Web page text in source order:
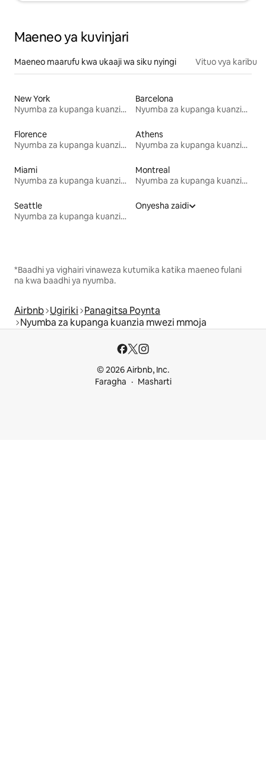
Maeneo ya kuvinjari
Maeneo maarufu kwa ukaaji wa siku nyingi Vituo vya karibu
New York
Nyumba za kupanga kuanzia mwezi mmoja
Barcelona
Nyumba za kupanga kuanzia mwezi mmoja
Florence
Nyumba za kupanga kuanzia mwezi mmoja
Athens
Nyumba za kupanga kuanzia mwezi mmoja
Miami
Nyumba za kupanga kuanzia mwezi mmoja
Montreal
Nyumba za kupanga kuanzia mwezi mmoja
Seattle
Nyumba za kupanga kuanzia mwezi mmoja
Onyesha zaidi
*Baadhi ya vighairi vinaweza kutumika katika maeneo fulani
na kwa baadhi ya nyumba.
Airbnb Ugiriki Panagitsa Poynta
Nyumba za kupanga kuanzia mwezi mmoja
© 2026 Airbnb, Inc.
Faragha
Masharti